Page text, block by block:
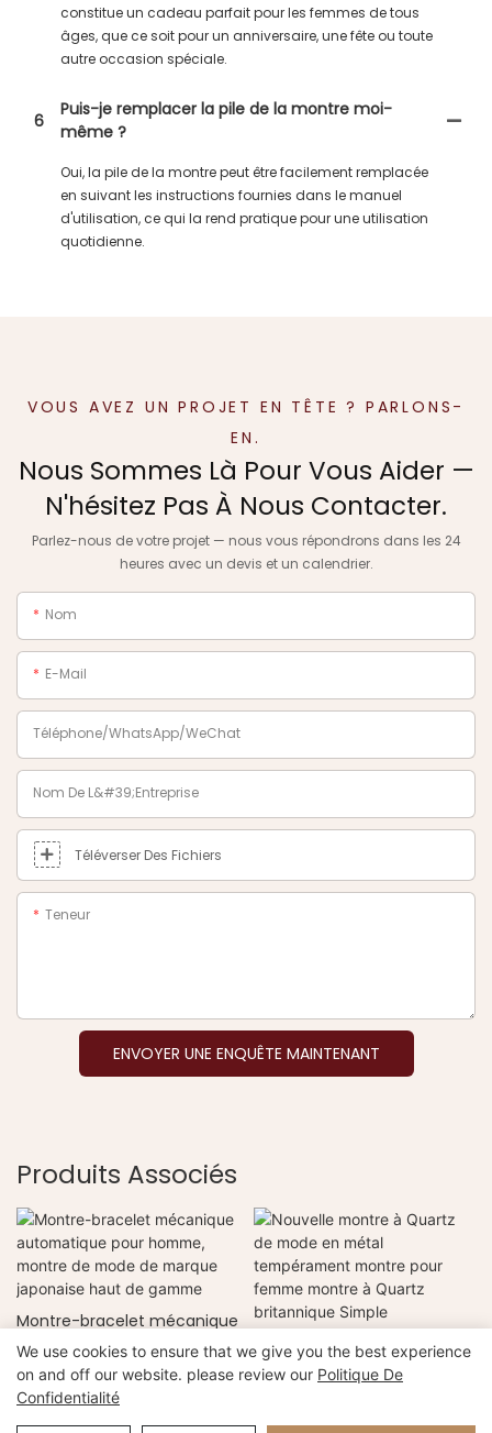
constitue un cadeau parfait pour les femmes de tous
âges, que ce soit pour un anniversaire, une fête ou toute
autre occasion spéciale.
6
Puis-je remplacer la pile de la montre moi-
même ?
Oui, la pile de la montre peut être facilement remplacée
en suivant les instructions fournies dans le manuel
d'utilisation, ce qui la rend pratique pour une utilisation
quotidienne.
VOUS AVEZ UN PROJET EN TÊTE ? PARLONS-
EN.
Nous Sommes Là Pour Vous Aider —
N'hésitez Pas À Nous Contacter.
Parlez-nous de votre projet — nous vous répondrons dans les 24
heures avec un devis et un calendrier.
Nom
E-Mail
Téléphone/WhatsApp/WeChat
Nom De L&#39;entreprise
Téléverser Des Fichiers
Teneur
ENVOYER UNE ENQUÊTE MAINTENANT
Produits Associés
Montre-bracelet mécanique
automatique pour homme,
montre de mode de
marque japonaise haut de
Nouvelle montre à Quartz
de mode en métal
tempérament montre pour
We use cookies to ensure that we give you the best experience
on and off our website. please review our Politique De
Confidentialité